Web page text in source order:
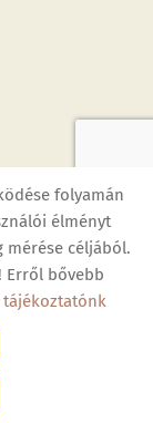
ÁSZF
kezelése
folyamán
élményt
mérése céljából.
bővebb
tájékoztatónk